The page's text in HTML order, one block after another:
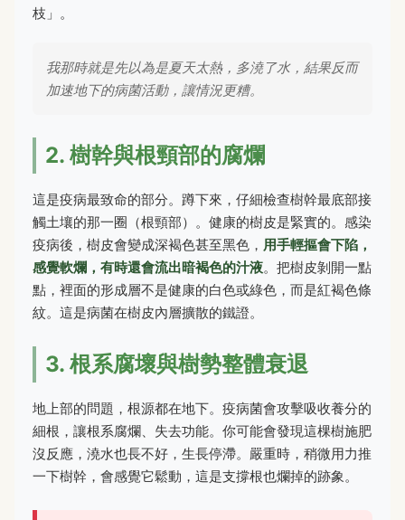
枝」。
我那時就是先以為是夏天太熱，多澆了水，結果反而
加速地下的病菌活動，讓情況更糟。
2. 樹幹與根頸部的腐爛
這是疫病最致命的部分。蹲下來，仔細檢查樹幹最底部接
觸土壤的那一圈（根頸部）。健康的樹皮是緊實的。感染
疫病後，樹皮會變成深褐色甚至黑色， 用手輕摳會下陷，
感覺軟爛，有時還會流出暗褐色的汁液。把樹皮剝開一點
點，裡面的形成層不是健康的白色或綠色，而是紅褐色條
紋。這是病菌在樹皮內層擴散的鐵證。
3. 根系腐壞與樹勢整體衰退
地上部的問題，根源都在地下。疫病菌會攻擊吸收養分的
細根，讓根系腐爛、失去功能。你可能會發現這棵樹施肥
沒反應，澆水也長不好，生長停滯。嚴重時，稍微用力推
一下樹幹，會感覺它鬆動，這是支撐根也爛掉的跡象。